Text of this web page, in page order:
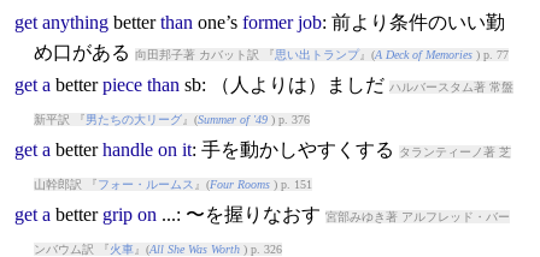
get anything better than one’s former job: 前より条件のいい勤
め口がある 向田邦子著 カバット訳 『思い出トランプ』(A Deck of Memories) p. 77
get a better piece than sb: （人よりは）ましだ ハルバースタム著 常盤
新平訳 『男たちの大リーグ』(Summer of '49) p. 376
get a better handle on it: 手を動かしやすくする タランティーノ著 芝
山幹郎訳 『フォー・ルームス 』(Four Rooms) p. 151
get a better grip on ...: 〜を握りなおす 宮部みゆき著 アルフレッド・バー
ンバウム訳 『火車 』(All She Was Worth) p. 326